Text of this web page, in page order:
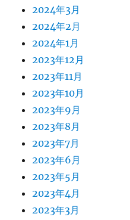
2024年3月
2024年2月
2024年1月
2023年12月
2023年11月
2023年10月
2023年9月
2023年8月
2023年7月
2023年6月
2023年5月
2023年4月
2023年3月